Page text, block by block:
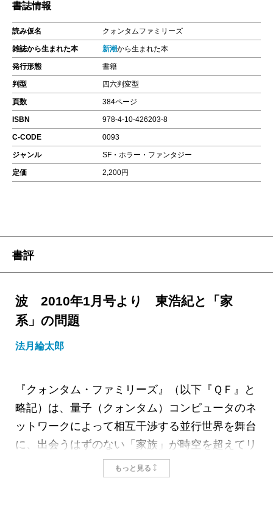
書誌情報
読み仮名 クォンタムファミリーズ
雑誌から生まれた本 新潮から生まれた本
発行形態 書籍
判型 四六判変型
頁数 384ページ
ISBN 978-4-10-426203-8
C-CODE 0093
ジャンル SF・ホラー・ファンタジー
定価 2,200円
書評
波 2010年1月号より 東浩紀と「家
系」の問題
法月綸太郎
『クォンタム・ファミリーズ』（以下『ＱＦ』と
略記）は、量子（クォンタム）コンピュータのネ
ットワークによって相互干渉する並行世界を舞台
に、出会うはずのない「家族」が時空を超えてリ
ンクされる歴史改変ＳＦである。グレッグ・イー
ガンやＰ・Ｋ・ディック、瀬名秀明や麻枝准らの
もっと見る